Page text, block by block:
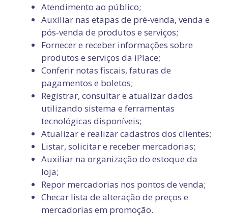
Atendimento ao público;
Auxiliar nas etapas de pré-venda, venda e
pós-venda de produtos e serviços;
Fornecer e receber informações sobre
produtos e serviços da iPlace;
Conferir notas fiscais, faturas de
pagamentos e boletos;
Registrar, consultar e atualizar dados
utilizando sistema e ferramentas
tecnológicas disponíveis;
Atualizar e realizar cadastros dos clientes;
Listar, solicitar e receber mercadorias;
Auxiliar na organização do estoque da
loja;
Repor mercadorias nos pontos de venda;
Checar lista de alteração de preços e
mercadorias em promoção.